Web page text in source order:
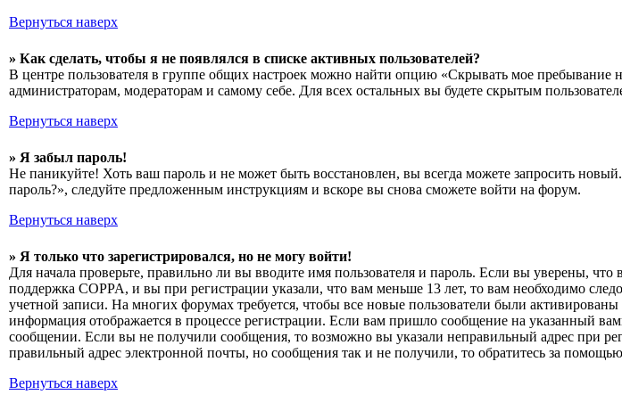
Вернуться наверх
» Как сделать, чтобы я не появлялся в списке активных пользователей?
В центре пользователя в группе общих настроек можно найти опцию «Скрывать мое пребывание
администраторам, модераторам и самому себе. Для всех остальных вы будете скрытым
Вернуться наверх
» Я забыл пароль!
Не паникуйте! Хоть ваш пароль и не может быть восстановлен, вы всегда можете запросить
пароль?», следуйте предложенным инструкциям и вскоре вы снова сможете войти на форум.
Вернуться наверх
» Я только что зарегистрировался, но не могу войти!
Для начала проверьте, правильно ли вы вводите имя пользователя и пароль. Если вы уверены,
поддержка COPPA, и вы при регистрации указали, что вам меньше 13 лет, то вам необходимо
учетной записи. На многих форумах требуется, чтобы все новые пользователи были
информация отображается в процессе регистрации. Если вам пришло сообщение на указанный
сообщении. Если вы не получили сообщения, то возможно вы указали неправильный адрес при
правильный адрес электронной почты, но сообщения так и не получили, то обратитесь за
Вернуться наверх